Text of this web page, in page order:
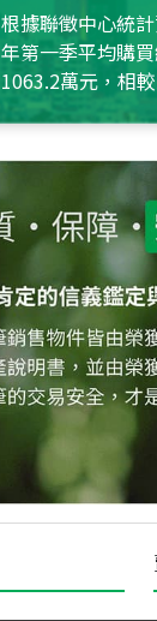
根據聯徵中心統
年第一季平均購
1063.2萬元，相
約550萬元，且貸